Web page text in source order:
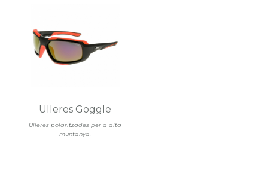
Ulleres polaritzades per a alta
muntanya.
Ulleres Goggle